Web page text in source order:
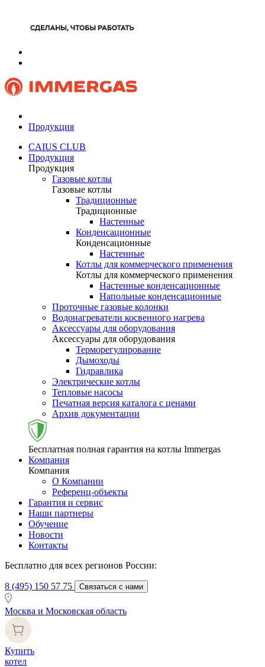
Продукция
CAIUS CLUB
Продукция
Продукция
Газовые котлы
Газовые котлы
Традиционные
Традиционные
Настенные
Конденсационные
Конденсационные
Настенные
Котлы для коммерческого применения
Котлы для коммерческого применения
Настенные конденсационные
Напольные конденсационные
Проточные газовые колонки
Водонагреватели косвенного нагрева
Аксессуары для оборудования
Аксессуары для оборудования
Терморегулирование
Дымоходы
Гидравлика
Электрические котлы
Тепловые насосы
Печатная версия каталога с ценами
Архив документации
Бесплатная полная гарантия на котлы Immergas
Компания
Компания
О Компании
Референц-объекты
Гарантия и сервис
Наши партнеры
Обучение
Новости
Контакты
Бесплатно для всех регионов России:
8 (495) 150 57 75 Связаться с нами
Москва и Московская область
Купить
котел